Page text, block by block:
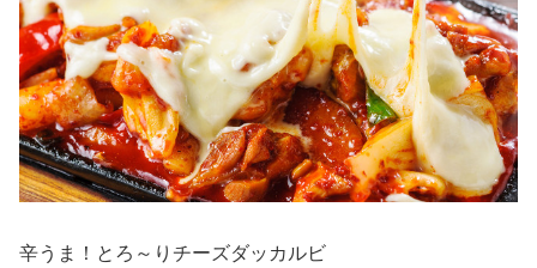
辛うま！とろ～りチーズダッカルビ